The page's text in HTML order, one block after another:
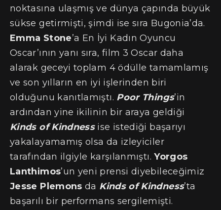
noktasına ulaşmış ve dünya çapında büyük
sükse getirmişti, şimdi ise sıra Bugonia’da.
Emma Stone’a En İyi Kadın Oyuncu
Oscar’ının yanı sıra, film 3 Oscar daha
alarak geceyi toplam 4 ödülle tamamlamış
ve son yılların en iyi işlerinden biri
olduğunu kanıtlamıştı. Poor Things’in
ardından yine ikilinin bir araya geldiği
Kinds of Kindnessise istediği başarıyı
yakalayamamış olsa da izleyiciler
tarafından ilgiyle karşılanmıştı.Yorgos
Lanthimos’un yeni prensi diyebileceğimiz
Jesse Plemons da Kinds of Kindness’ta
başarılı bir performans sergilemişti.